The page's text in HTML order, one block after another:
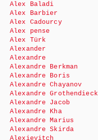
Alex Baladi
Alex Barbier
Alex Cadourcy
Alex pense
Alex Türk
Alexander
Alexandre
Alexandre Berkman
Alexandre Boris
Alexandre Chayanov
Alexandre Grothendieck
Alexandre Jacob
Alexandre Kha
Alexandre Marius
Alexandre Skirda
Alexievitch